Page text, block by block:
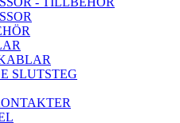
SLUTSTEG